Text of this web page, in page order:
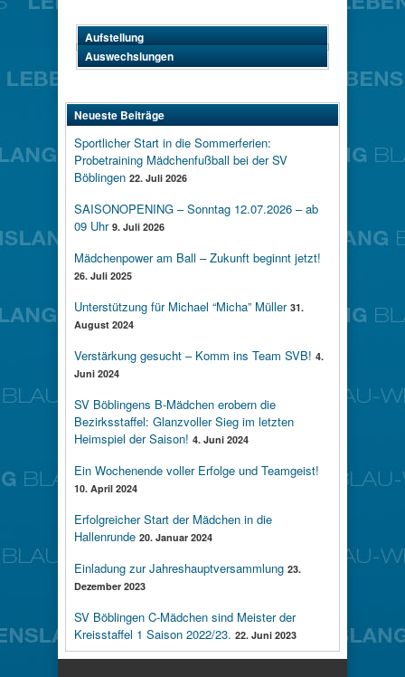
Aufstellung
Auswechslungen
Neueste Beiträge
Sportlicher Start in die Sommerferien:
Probetraining Mädchenfußball bei der SV
Böblingen 22. Juli 2026
SAISONOPENING – Sonntag 12.07.2026 – ab
09 Uhr 9. Juli 2026
Mädchenpower am Ball – Zukunft beginnt jetzt!
26. Juli 2025
Unterstützung für Michael “Micha” Müller 31.
August 2024
Verstärkung gesucht – Komm ins Team SVB! 4.
Juni 2024
SV Böblingens B-Mädchen erobern die
Bezirksstaffel: Glanzvoller Sieg im letzten
Heimspiel der Saison! 4. Juni 2024
Ein Wochenende voller Erfolge und Teamgeist!
10. April 2024
Erfolgreicher Start der Mädchen in die
Hallenrunde 20. Januar 2024
Einladung zur Jahreshauptversammlung 23.
Dezember 2023
SV Böblingen C-Mädchen sind Meister der
Kreisstaffel 1 Saison 2022/23. 22. Juni 2023